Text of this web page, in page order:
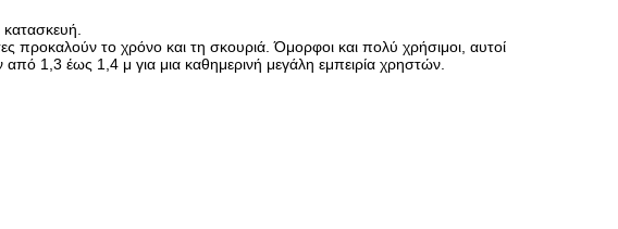
προκαλούν το χρόνο και τη σκουριά. Όμορφοι και πολύ χρήσιμοι, αυτοί
1,3 έως 1,4 μ για μια καθημερινή μεγάλη εμπειρία χρηστών.